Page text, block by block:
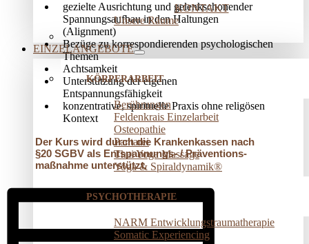
KONTAKT
Unsere Räume
EINZELANGEBOTE
KÖRPERARBEIT
Berührungen
Feldenkrais Einzelarbeit
Osteopathie
Pantarei
Thai Yoga Massage
Yoga & Spiraldynamik®
PSYCHOTHERAPIE
NARM Entwicklungstraumatherapie
Somatic Experiencing
gezielte Ausrichtung und gelenkschonender
Spannungsaufbau in den Haltungen
(Alignment)
Bezüge zu korrespondierenden psychologischen
Themen
Achtsamkeit
Unterstützung der eigenen
Entspannungsfähigkeit
konzentrative, spirituelle Praxis ohne religösen
Kontext
Der Kurs wird durch die Krankenkassen nach
§20 SGBV als Entspannungs- / Präventions­
maßnahme unterstützt.